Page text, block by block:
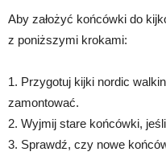
Aby założyć końcówki do
z poniższymi krokami:
1. Przygotuj kijki nordic
zamontować.
2. Wyjmij stare końcówki,
3. Sprawdź, czy nowe